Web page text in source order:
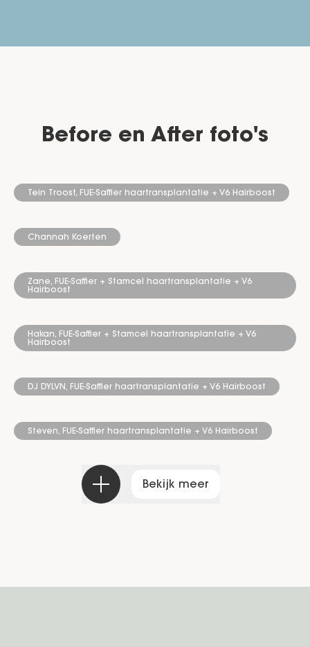
Before en After foto's
Tein Troost, FUE-Saffier haartransplantatie + V6 Hairboost
Channah Koerten
Zane, FUE-Saffier + Stamcel haartransplantatie + V6
Hairboost
Hakan, FUE-Saffier + Stamcel haartransplantatie + V6
Hairboost
DJ DYLVN, FUE-Saffier haartransplantatie + V6 Hairboost
Steven, FUE-Saffier haartransplantatie + V6 Hairboost
Bekijk meer